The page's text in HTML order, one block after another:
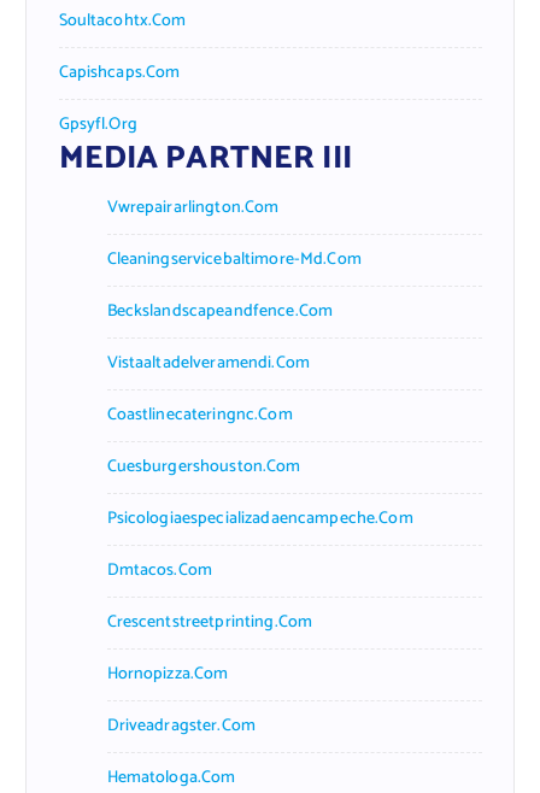
Soultacohtx.com
Capishcaps.com
Gpsyfl.org
MEDIA PARTNER III
Vwrepairarlington.com
Cleaningservicebaltimore-Md.com
Beckslandscapeandfence.com
Vistaaltadelveramendi.com
Coastlinecateringnc.com
Cuesburgershouston.com
Psicologiaespecializadaencampeche.com
Dmtacos.com
Crescentstreetprinting.com
Hornopizza.com
Driveadragster.com
Hematologa.com